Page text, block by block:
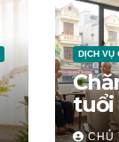
DỊCH VỤ
tuổi
CHỦ